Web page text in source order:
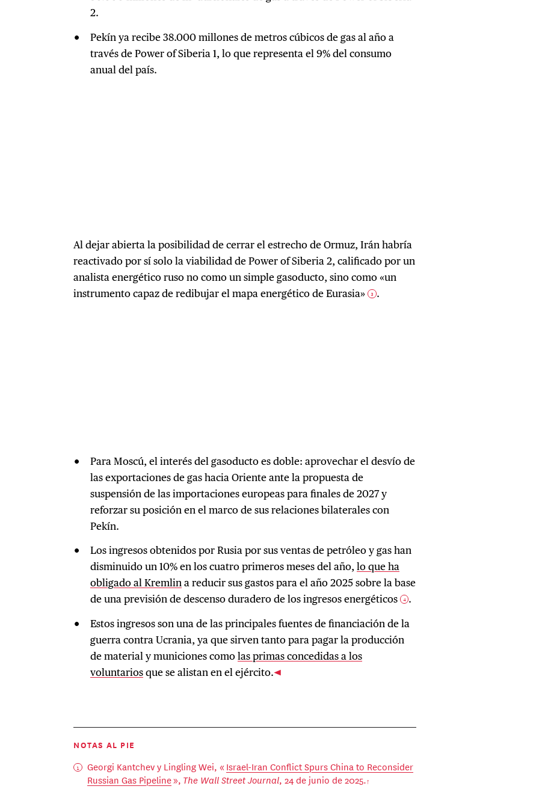
2.
Pekín ya recibe 38.000 millones de metros cúbicos de gas al año a
través de Power of Siberia 1, lo que representa el 9% del consumo
anual del país.
Al dejar abierta la posibilidad de cerrar el estrecho de Ormuz, Irán habría
reactivado por sí solo la viabilidad de Power of Siberia 2, calificado por un
analista energético ruso no como un simple gasoducto, sino como «un
instrumento capaz de redibujar el mapa energético de Eurasia» 3 .
Para Moscú, el interés del gasoducto es doble: aprovechar el desvío de
las exportaciones de gas hacia Oriente ante la propuesta de
suspensión de las importaciones europeas para finales de 2027 y
reforzar su posición en el marco de sus relaciones bilaterales con
Pekín.
Los ingresos obtenidos por Rusia por sus ventas de petróleo y gas han
disminuido un 10% en los cuatro primeros meses del año, lo que ha
obligado al Kremlina reducir sus gastos para el año 2025 sobre la base
de una previsión de descenso duradero de los ingresos energéticos 4 .
Estos ingresos son una de las principales fuentes de financiación de la
guerra contra Ucrania, ya que sirven tanto para pagar la producción
de material y municiones comolas primas concedidas a los
voluntariosque se alistan en el ejército.
NOTAS AL PIE
Georgi Kantchev y Lingling Wei, «Israel-Iran Conflict Spurs China to Reconsider
Russian Gas Pipeline», The Wall Street Journal, 24 de junio de 2025.